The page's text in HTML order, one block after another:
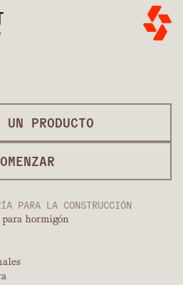
PARA LA CONSTRUCCIÓN
hormigón
UN PRODUCTO